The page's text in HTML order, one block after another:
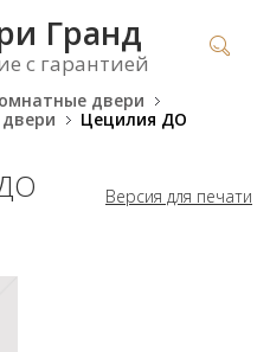
Гранд
с гарантией
двери
Цецилия ДО
Версия для печати